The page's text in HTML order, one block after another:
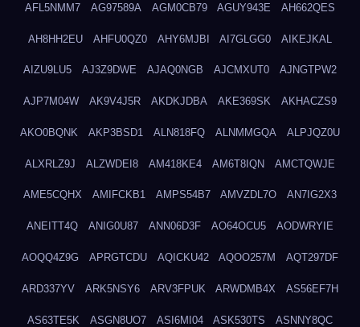
AFL5NMM7 AG97589A AGM0CB79 AGUY943E AH662QES
AH8HH2EU AHFU0QZ0 AHY6MJBI AI7GLGG0 AIKEJKAL
AIZU9LU5 AJ3Z9DWE AJAQ0NGB AJCMXUT0 AJNGTPW2
AJP7M04W AK9V4J5R AKDKJDBA AKE369SK AKHACZS9
AKO0BQNK AKP3BSD1 ALN818FQ ALNMMGQA ALPJQZ0U
ALXRLZ9J ALZWDEI8 AM418KE4 AM6T8IQN AMCTQWJE
AME5CQHX AMIFCKB1 AMPS54B7 AMVZDL7O AN7IG2X3
ANEITT4Q ANIG0U87 ANN06D3F AO64OCU5 AODWRYIE
AOQQ4Z9G APRGTCDU AQICKU42 AQOO257M AQT297DF
ARD337YV ARK5NSY6 ARV3FPUK ARWDMB4X AS56EF7H
AS63TE5K ASGN8UO7 ASI6MI04 ASK530TS ASNNY8QC